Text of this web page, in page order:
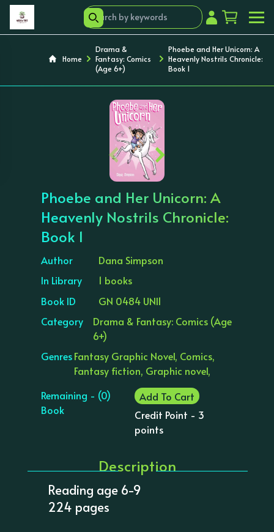
Home
Drama &
Fantasy: Comics
(Age 6+)
Phoebe and Her Unicorn: A
Heavenly Nostrils Chronicle:
Book 1
‹ ›
Phoebe and Her Unicorn: A
Heavenly Nostrils Chronicle:
Book 1
Author
Dana Simpson
In Library
1 books
Book ID
GN 0484 UNI1
Category
Drama & Fantasy: Comics (Age
6+)
GenresFantasy Graphic Novel, Comics,
Fantasy fiction, Graphic novel,
Remaining - (0)
Book
Add To Cart
Credit Point - 3
points
Description
Reading age 6-9
224 pages